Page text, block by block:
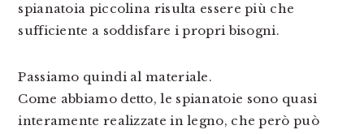
spianatoia piccolina risulta essere più che
sufficiente a soddisfare i propri bisogni.
Passiamo quindi al materiale.
Come abbiamo detto, le spianatoie sono quasi
interamente realizzate in legno, che però può